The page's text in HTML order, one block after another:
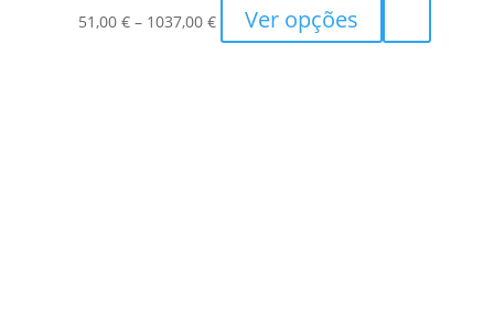
product
51,00 € – 1037,00 €Price
range:
Ver opções
product